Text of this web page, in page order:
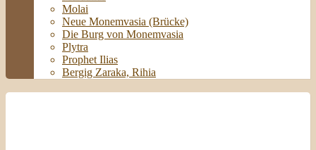
Molai
Neue Monemvasia (Brücke)
Die Burg von Monemvasia
Plytra
Prophet Ilias
Bergig Zaraka, Rihia
Monemvasia